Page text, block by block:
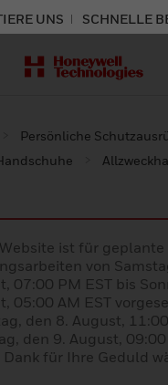
UNS SCHNELLE
Persönliche
ist für geplante
von
07:00 PM EST bis
05:00 AM EST
den 8. August,
den 9. August, 09:00
Dank für Ihre Geduld